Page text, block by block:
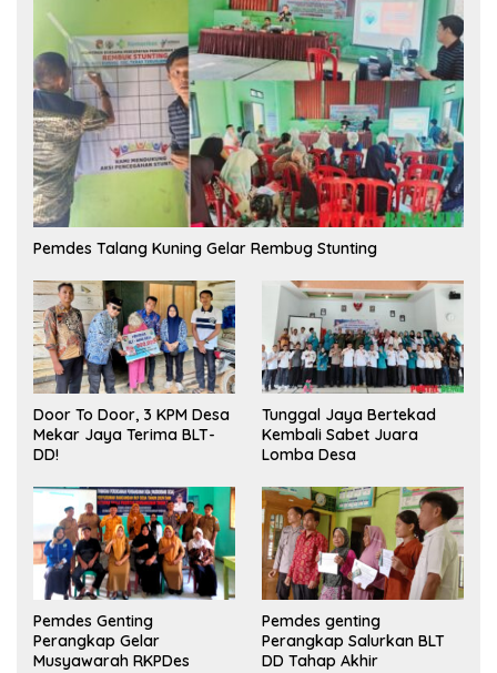
Pemdes Talang Kuning Gelar Rembug Stunting
Door To Door, 3 KPM Desa
Mekar Jaya Terima BLT-
DD!
Tunggal Jaya Bertekad
Kembali Sabet Juara
Lomba Desa
Pemdes Genting
Perangkap Gelar
Musyawarah RKPDes
Pemdes genting
Perangkap Salurkan BLT
DD Tahap Akhir